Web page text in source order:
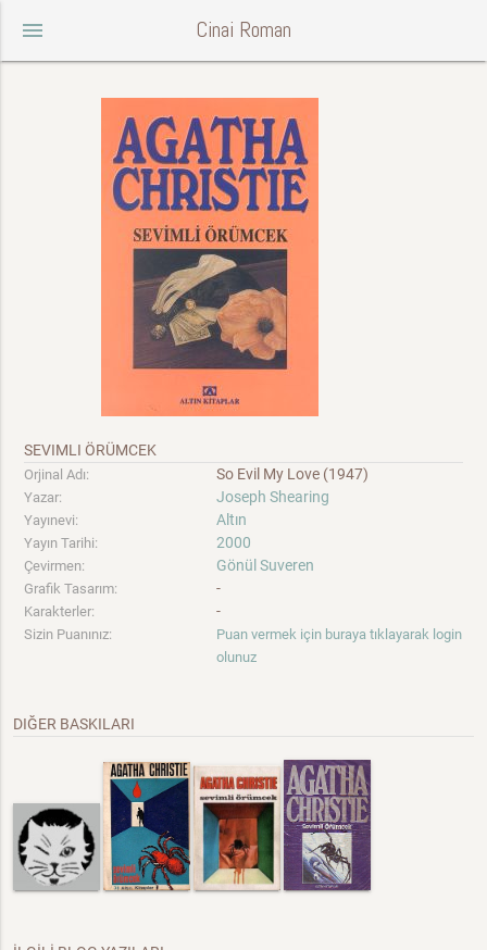
menu Cinai Roman
SEVIMLI ÖRÜMCEK
Orjinal Adı: So Evil My Love (1947)
Yazar: Joseph Shearing
Yayınevi: Altın
Yayın Tarihi: 2000
Çevirmen: Gönül Suveren
Grafik Tasarım: -
Karakterler: -
Sizin Puanınız:
Puan vermek için buraya tıklayarak login
olunuz
DIĞER BASKILARI